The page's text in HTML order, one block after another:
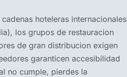
cadenas hoteleras internacionales
los grupos de restauracion
de gran distribucion exigen
garanticen accesibilidad
no cumple, pierdes la